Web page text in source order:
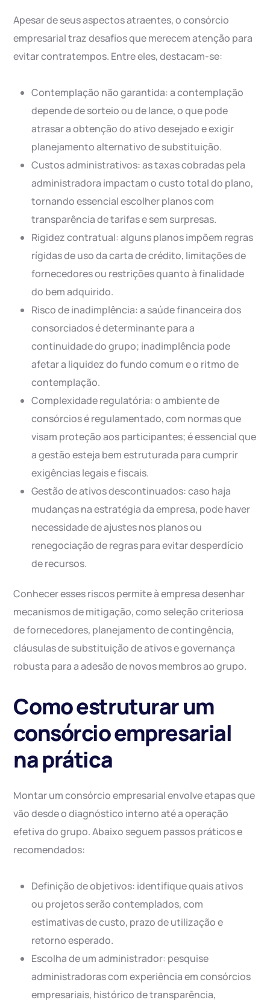
Apesar de seus aspectos atraentes, o consórcio
empresarial traz desafios que merecem atenção para
evitar contratempos. Entre eles, destacam-se:
Contemplação não garantida: a contemplação
depende de sorteio ou de lance, o que pode
atrasar a obtenção do ativo desejado e exigir
planejamento alternativo de substituição.
Custos administrativos: as taxas cobradas pela
administradora impactam o custo total do plano,
tornando essencial escolher planos com
transparência de tarifas e sem surpresas.
Rigidez contratual: alguns planos impõem regras
rígidas de uso da carta de crédito, limitações de
fornecedores ou restrições quanto à finalidade
do bem adquirido.
Risco de inadimplência: a saúde financeira dos
consorciados é determinante para a
continuidade do grupo; inadimplência pode
afetar a liquidez do fundo comum e o ritmo de
contemplação.
Complexidade regulatória: o ambiente de
consórcios é regulamentado, com normas que
visam proteção aos participantes; é essencial que
a gestão esteja bem estruturada para cumprir
exigências legais e fiscais.
Gestão de ativos descontinuados: caso haja
mudanças na estratégia da empresa, pode haver
necessidade de ajustes nos planos ou
renegociação de regras para evitar desperdício
de recursos.
Conhecer esses riscos permite à empresa desenhar
mecanismos de mitigação, como seleção criteriosa
de fornecedores, planejamento de contingência,
cláusulas de substituição de ativos e governança
robusta para a adesão de novos membros ao grupo.
Como estruturar um
consórcio empresarial
na prática
Montar um consórcio empresarial envolve etapas que
vão desde o diagnóstico interno até a operação
efetiva do grupo. Abaixo seguem passos práticos e
recomendados:
Definição de objetivos: identifique quais ativos
ou projetos serão contemplados, com
estimativas de custo, prazo de utilização e
retorno esperado.
Escolha de um administrador: pesquise
administradoras com experiência em consórcios
empresariais, histórico de transparência,